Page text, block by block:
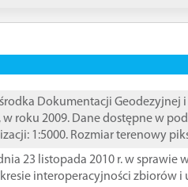
Dokumentacji Geodezyjnej
roku 2009. Dane dostępne w
1:5000. Rozmiar terenowy
dnia 23 listopada 2010 r. w
interoperacyjności zbiorów i